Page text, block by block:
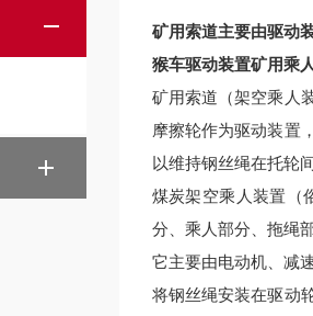
矿用索道主要由驱动
猴车驱动装置矿用乘
矿用索道（架空乘人
摩擦轮作为驱动装置
以维持钢丝绳在托轮
煤炭架空乘人装置（
分、乘人部分、拖绳
它主要由电动机、减
将钢丝绳安装在驱动